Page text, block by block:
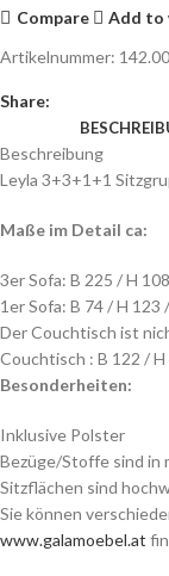
Compare
Add to
Artikelnummer:
Share:
Beschreibung
Leyla 3+3+1+1
Maße im Detail ca:
3er Sofa: B 225 / H
1er Sofa: B 74 / H 123
Der Couchtisch ist
Couchtisch : B 122 / H
Besonderheiten:
Inklusive Polster
Bezüge/Stoffe sind in
Sitzflächen sind
Sie können
www.galamoebel.at